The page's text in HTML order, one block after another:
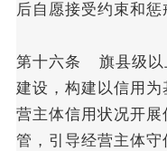
后自愿接受约束和惩
第十六条 旗县级以
建设，构建以信用
营主体信用状况开
管，引导经营主体守